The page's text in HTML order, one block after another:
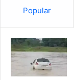
Popular